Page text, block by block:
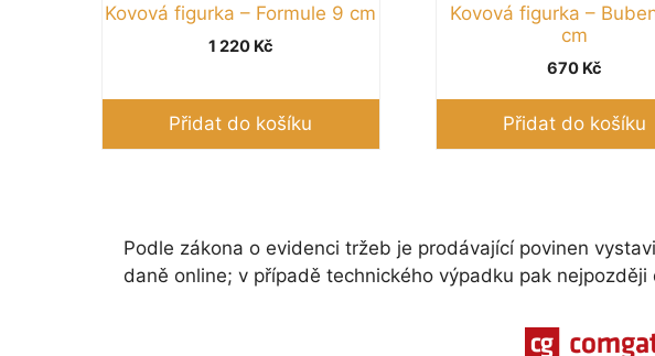
Kovová figurka – Formule 9 cm
1 220 Kč
Přidat do košíku
Kovová figurka –
cm
670 Kč
Přidat do košíku
Podle zákona o evidenci tržeb je prodávající povinen
daně online; v případě technického výpadku pak nejpozději